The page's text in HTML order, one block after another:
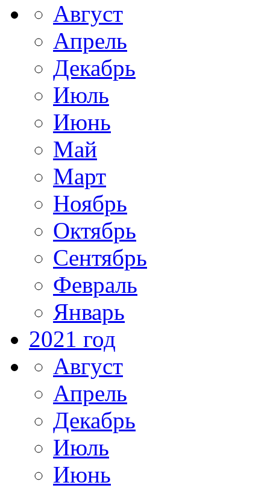
Август
Апрель
Декабрь
Июль
Июнь
Май
Март
Ноябрь
Октябрь
Сентябрь
Февраль
Январь
2021 год
Август
Апрель
Декабрь
Июль
Июнь